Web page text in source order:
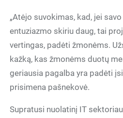
„Atėjo suvokimas, kad, jei
entuziazmo skiriu daug, tai
vertingas, padėti žmonėms.
kažką, kas žmonėms duotų
geriausia pagalba yra padėti
prisimena pašnekovė.
Supratusi nuolatinį IT